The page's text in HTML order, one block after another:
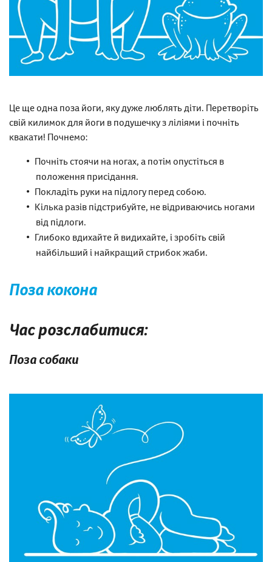
Це ще одна поза йоги, яку дуже люблять діти. Перетворіть
свій килимок для йоги в подушечку з ліліями і почніть
квакати! Почнемо:
Почніть стоячи на ногах, а потім опустіться в
положення присідання.
Покладіть руки на підлогу перед собою.
Кілька разів підстрибуйте, не відриваючись ногами
від підлоги.
Глибоко вдихайте й видихайте, і зробіть свій
найбільший і найкращий стрибок жаби.
Поза кокона
Час розслабитися:
Поза собаки